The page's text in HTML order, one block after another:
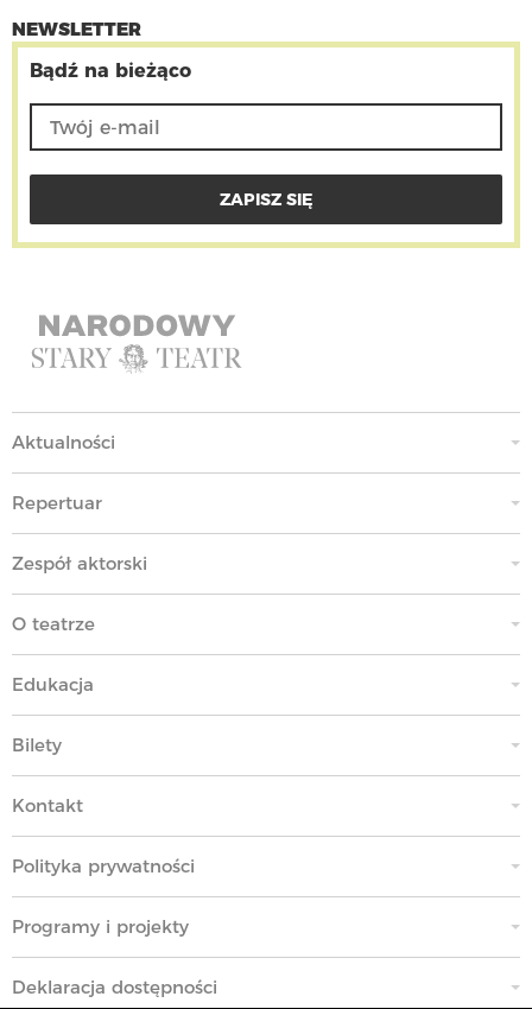
NEWSLETTER
Bądź na bieżąco
Aktualności
Repertuar
Zespół aktorski
O teatrze
Edukacja
Bilety
Kontakt
Polityka prywatności
Programy i projekty
Deklaracja dostępności